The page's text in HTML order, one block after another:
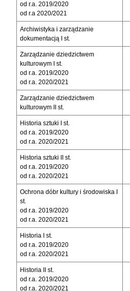
od r.a. 2019/2020
od r.a 2020/2021
Archiwistyka i zarządzanie
dokumentacją I st.
Zarządzanie dziedzictwem
kulturowym I st.
od r.a. 2019/2020
od r.a. 2020/2021
Zarządzanie dziedzictwem
kulturowym II st.
Historia sztuki I st.
od r.a. 2019/2020
od r.a. 2020/2021
Historia sztuki II st.
od r.a. 2019/2020
od r.a. 2020/2021
Ochrona dóbr kultury i środowiska I
st.
od r.a. 2019/2020
od r.a. 2020/2021
Historia I st.
od r.a. 2019/2020
od r.a. 2020/2021
Historia II st.
od r.a. 2019/2020
od r.a. 2020/2021